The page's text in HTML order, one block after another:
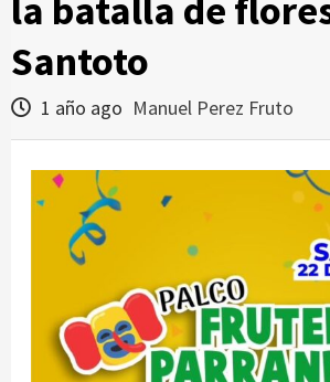
la batalla de
Santoto
1 año ago Manuel Perez Fruto